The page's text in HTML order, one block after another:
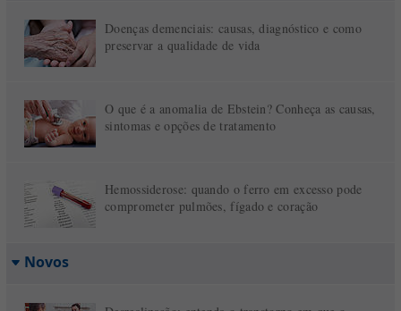
Doenças demenciais: causas, diagnóstico e como
preservar a qualidade de vida
O que é a anomalia de Ebstein? Conheça as causas,
sintomas e opções de tratamento
Hemossiderose: quando o ferro em excesso pode
comprometer pulmões, fígado e coração
Novos